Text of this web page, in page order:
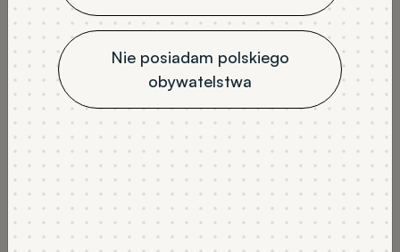
Nie posiadam polskiego
obywatelstwa
TRYB STUDIÓW
stacjonarne
LICZBA SEMESTRÓW
7
JĘZYK WYKŁADOWY
angielski
Rekrutacja na semestr zimowy
PRZEDMIOTY OBOWIĄZKOWE
matematyka (podstawa lub rozszerzenie)
język angielski (min 60% z rozszerzenia)
PRZEDMIOTY DODATKOWE